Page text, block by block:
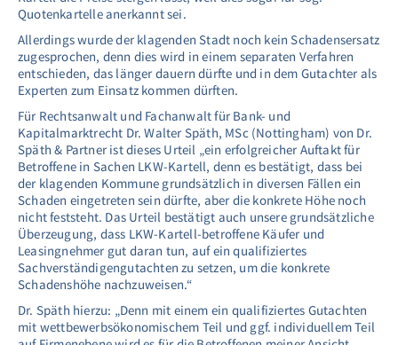
Quotenkartelle anerkannt sei.
Allerdings wurde der klagenden Stadt noch kein Schadensersatz
zugesprochen, denn dies wird in einem separaten Verfahren
entschieden, das länger dauern dürfte und in dem Gutachter als
Experten zum Einsatz kommen dürften.
Für Rechtsanwalt und Fachanwalt für Bank- und
Kapitalmarktrecht Dr. Walter Späth, MSc (Nottingham) von Dr.
Späth & Partner ist dieses Urteil „ein erfolgreicher Auftakt für
Betroffene in Sachen LKW-Kartell, denn es bestätigt, dass bei
der klagenden Kommune grundsätzlich in diversen Fällen ein
Schaden eingetreten sein dürfte, aber die konkrete Höhe noch
nicht feststeht. Das Urteil bestätigt auch unsere grundsätzliche
Überzeugung, dass LKW-Kartell-betroffene Käufer und
Leasingnehmer gut daran tun, auf ein qualifiziertes
Sachverständigengutachten zu setzen, um die konkrete
Schadenshöhe nachzuweisen.“
Dr. Späth hierzu: „Denn mit einem ein qualifiziertes Gutachten
mit wettbewerbsökonomischem Teil und ggf. individuellem Teil